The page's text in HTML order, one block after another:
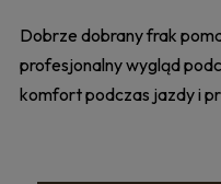
Dobrze dobrany frak
profesjonalny wygląd
komfort podczas jazdy i